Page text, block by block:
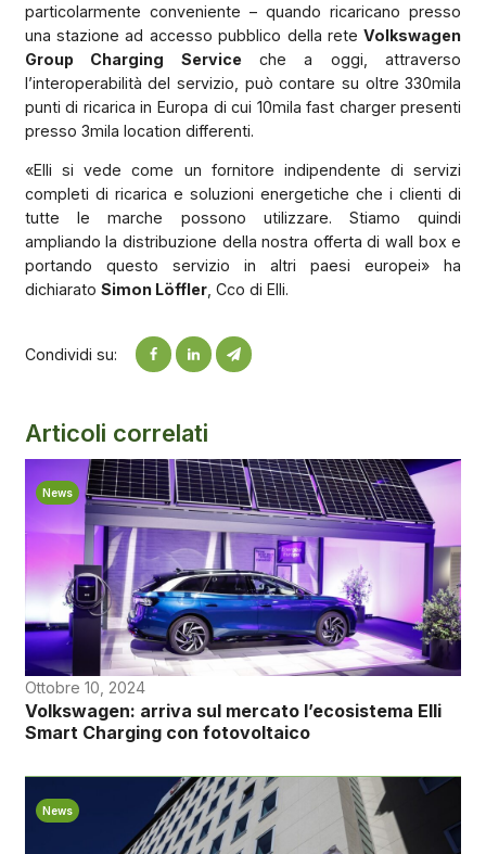
particolarmente conveniente – quando ricaricano presso
una stazione ad accesso pubblico della reteVolkswagen
Group Charging Service che a oggi, attraverso
l’interoperabilità del servizio, può contare su oltre 330mila
punti di ricarica in Europa di cui 10mila fast charger presenti
presso 3mila location differenti.
«Elli si vede come un fornitore indipendente di servizi
completi di ricarica e soluzioni energetiche che i clienti di
tutte le marche possono utilizzare. Stiamo quindi
ampliando la distribuzione della nostra offerta di wall box e
portando questo servizio in altri paesi europei» ha
dichiarato Simon Löffler, Cco di Elli.
Condividi su:
Articoli correlati
News
Ottobre 10, 2024
Volkswagen: arriva sul mercato l’ecosistema Elli
Smart Charging con fotovoltaico
News